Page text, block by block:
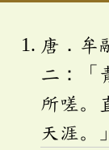
唐．牟
二：「
所嗟。
天涯。」